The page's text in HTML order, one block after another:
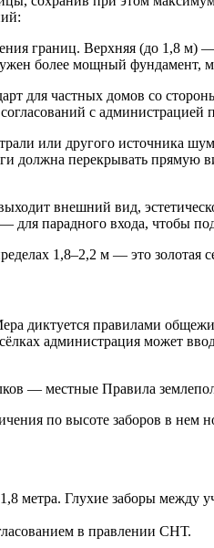
границ. Верхняя (до 1,8 м)
более мощный фундамент,
для частных домов со
с администрацией
или другого источника
должна перекрывать
внешний вид,
парадного входа, чтобы
1,8–2,2 м — это золотая
диктуется правилами
администрация может
— местные Правила
по высоте заборов в нем
метра. Глухие заборы между
в правлении СНТ.